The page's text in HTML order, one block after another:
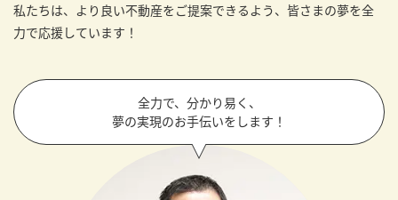
私たちは、より良い不動産をご提案できるよう、皆さまの夢を全
力で応援しています！
全力で、分かり易く、
夢の実現のお手伝いをします！